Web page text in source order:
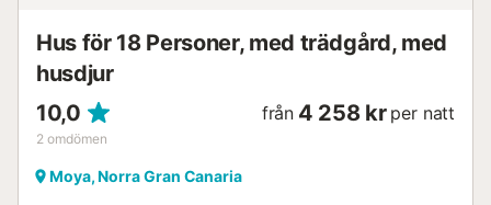
Hus för 18 Personer, med trädgård, med
husdjur
10,0
2 omdömen
från 4 258 kr per natt
Moya, Norra Gran Canaria